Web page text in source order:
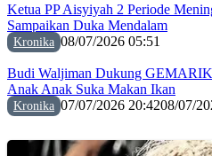
Ketua PP Aisyiyah 2 Periode
Sampaikan Duka Mendalam
Kronika 08/07/2026 05:51
Budi Waljiman Dukung
Anak Anak Suka Makan Ikan
Kronika 07/07/2026 20:4208/07/